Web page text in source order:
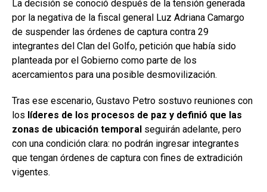
La decisión se conoció después de la tensión generada
por la negativa de la fiscal general Luz Adriana Camargo
de suspender las órdenes de captura contra 29
integrantes del Clan del Golfo, petición que había sido
planteada por el Gobierno como parte de los
acercamientos para una posible desmovilización.
Tras ese escenario, Gustavo Petro sostuvo reuniones con
los líderes de los procesos de paz y definió que las
zonas de ubicación temporal seguirán adelante, pero
con una condición clara: no podrán ingresar integrantes
que tengan órdenes de captura con fines de extradición
vigentes.